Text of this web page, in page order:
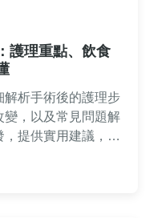
護理重點、飲食
解析手術後的護理步
變，以及常見問題解
提供實用建議，幫
你的疑惑。